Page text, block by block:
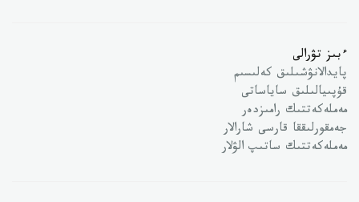
ءبىز تۋرالى
پايدالانۋشىلىق كەلىسىم
قۇپىيالىلىق ساياساتى
مەملەكەتتىك رامىزدەر
جەمقورلىققا قارسى شارالار
مەملەكەتتىك ساتىپ الۋلار